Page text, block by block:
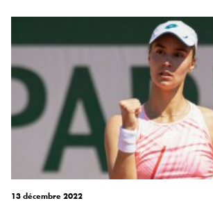
13 décembre 2022